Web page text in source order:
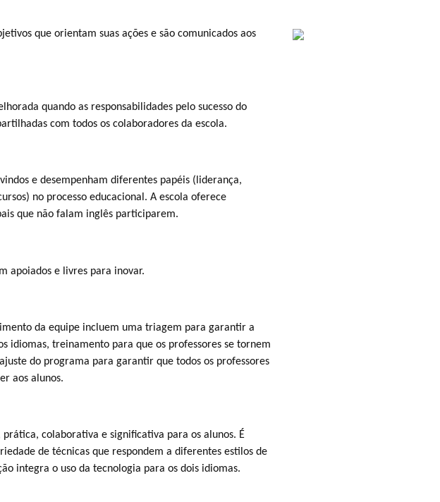
que orientam suas ações e são comunicados aos
quando as responsabilidades pelo sucesso do
com todos os colaboradores da escola.
e desempenham diferentes papéis (liderança,
no processo educacional. A escola oferece
que não falam inglês participarem.
apoiados e livres para inovar.
da equipe incluem uma triagem para garantir a
idiomas, treinamento para que os professores se tornem
do programa para garantir que todos os professores
aos alunos.
colaborativa e significativa para os alunos. É
de técnicas que respondem a diferentes estilos de
integra o uso da tecnologia para os dois idiomas.